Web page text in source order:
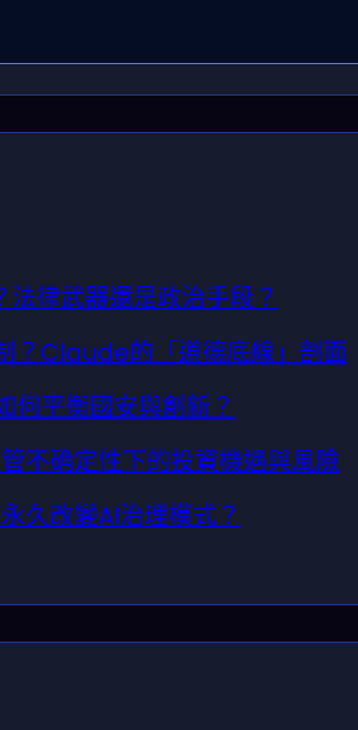
律武器還是政治手段？
Claude的「道德底線」剖面
平衡國安與創新？
不确定性下的投資機遇與風險
久改變AI治理模式？